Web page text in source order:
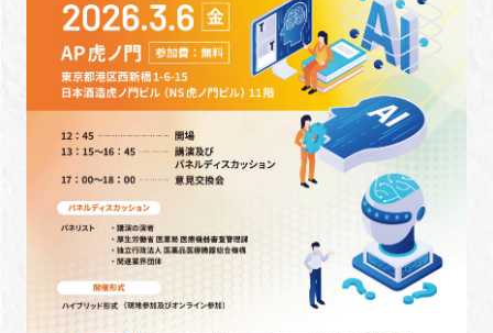
特別会員
施設・アクセス
イベントお知らせメール登録